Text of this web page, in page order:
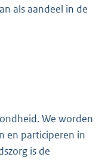
als aandeel in de
We worden
en participeren in
is de